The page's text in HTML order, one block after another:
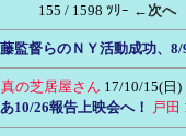
155 / 1598 ﾂﾘｰ ←次へ
監督らのＮＹ活動成功、
真の芝居屋さん 17/10/15(日)
10/26報告上映会へ！
戸田